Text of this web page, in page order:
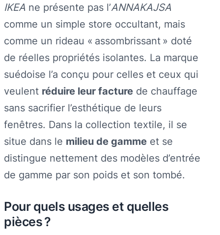
IKEA ne présente pas l’ANNAKAJSA
comme un simple store occultant, mais
comme un rideau « assombrissant » doté
de réelles propriétés isolantes. La marque
suédoise l’a conçu pour celles et ceux qui
veulent réduire leur facture de chauffage
sans sacrifier l’esthétique de leurs
fenêtres. Dans la collection textile, il se
situe dans le milieu de gamme et se
distingue nettement des modèles d’entrée
de gamme par son poids et son tombé.
Pour quels usages et quelles
pièces ?